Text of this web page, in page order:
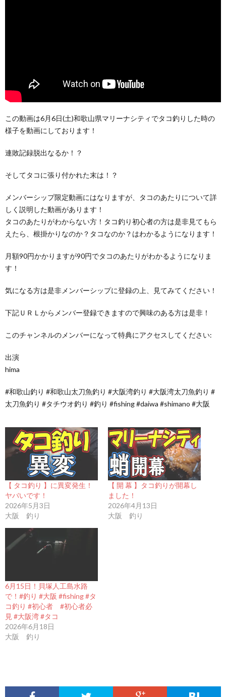
この動画は6月6日(土)和歌山県マリーナシティでタコ釣りした時の
様子を動画にしております！
連敗記録脱出なるか！？
そしてタコに張り付かれた末は！？
メンバーシップ限定動画にはなりますが、タコのあたりについて詳
しく説明した動画があります！
タコのあたりがわからない方！タコ釣り初心者の方は是非見てもら
えたら、根掛かりなのか？タコなのか？はわかるようになります！
月額90円かかりますが90円でタコのあたりがわかるようになりま
す！
気になる方は是非メンバーシップに登録の上、見てみてください！
下記ＵＲＬからメンバー登録できますので興味のある方は是非！
このチャンネルのメンバーになって特典にアクセスしてください:
出演
hima
#和歌山釣り #和歌山太刀魚釣り #大阪湾釣り #大阪湾太刀魚釣り #
太刀魚釣り #タチウオ釣り #釣り #fishing #daiwa #shimano #大阪
【 タコ釣り 】に異変発生！
ヤバいです！
2026年5月3日
大阪 釣り
【 開 幕 】タコ釣りが開幕し
ました！
2026年4月13日
大阪 釣り
6月15日！貝塚人工島水路
で！#釣り #大阪 #fishing #タ
コ釣り #初心者 #初心者必
見 #大阪湾 #タコ
2026年6月18日
大阪 釣り